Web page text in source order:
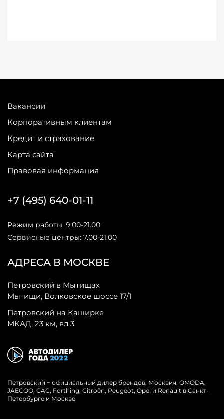
Вакансии
Корпоративным клиентам
Кредит и страхование
Карта сайта
Правовая информация
АДРЕСА В МОСКВЕ
Петровский в Мытищах
Мытищи, Волковское шоссе 17/1
Петровский на Каширке
МКАД, 23 км, вл 3
+7 (495) 640-01-11
Режим работы: 9.00-21.00
Сервисные центры: 7.00-21.00
Петровский − официальный дилер брендов: Москвич, OMODA,
JAECOO, GAC, Forthing, Citroёn, Peugeot, Opel и Renault в Санкт-
Петербурге и Москве